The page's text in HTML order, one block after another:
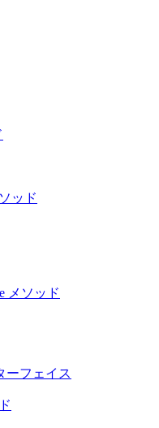
ッド
メソッド
ーフェイス